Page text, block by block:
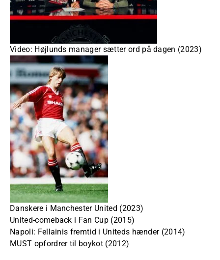
Video: Højlunds manager sætter ord på dagen (2023)
Danskere i Manchester United (2023)
United-comeback i Fan Cup (2015)
Napoli: Fellainis fremtid i Uniteds hænder (2014)
MUST opfordrer til boykot (2012)